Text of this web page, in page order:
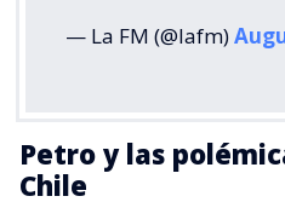
— La FM (@lafm)
Petro y las
Chile